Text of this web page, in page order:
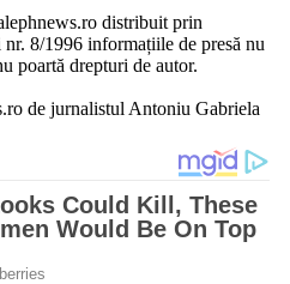
distribuit prin
8/1996 informațiile de presă nu
poartă drepturi de autor.
de jurnalistul Antoniu Gabriela